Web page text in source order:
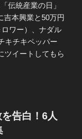
伝統産業の日」
吉本興業と50万円
ワー）、ナダル
キチキペッパー
ツイートしてもら
告白！6人